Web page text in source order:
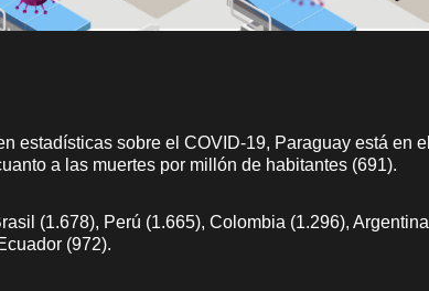
estadísticas sobre el COVID-19, Paraguay está en el
a las muertes por millón de habitantes (691).
(1.678), Perú (1.665), Colombia (1.296), Argentina
(972).